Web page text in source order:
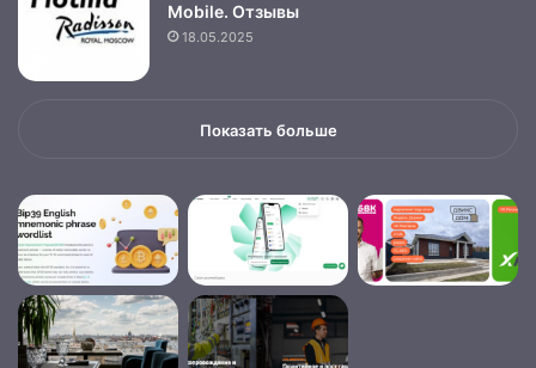
Mobile. Отзывы
18.05.2025
Показать больше